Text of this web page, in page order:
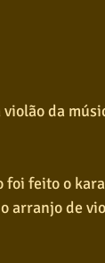
da
foi feito o
arranjo de